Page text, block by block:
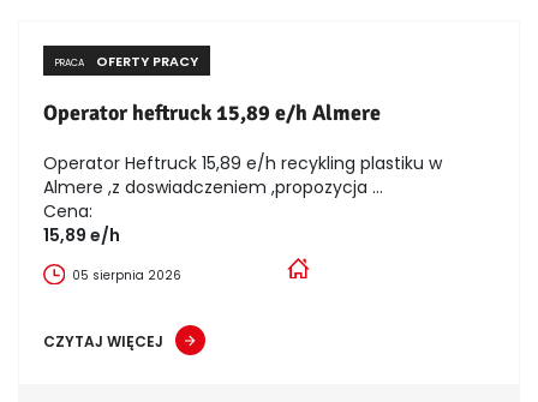
PRACA OFERTY PRACY
Operator heftruck 15,89 e/h Almere
Operator Heftruck 15,89 e/h recykling plastiku w
Almere ,z doswiadczeniem ,propozycja ...
Cena:
15,89 e/h
05 sierpnia 2026
CZYTAJ WIĘCEJ